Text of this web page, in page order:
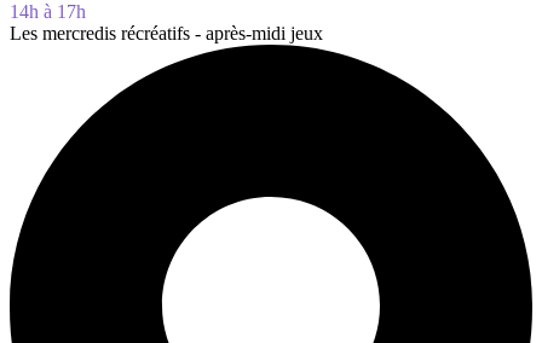
14h à 17h
Les mercredis récréatifs - après-midi jeux